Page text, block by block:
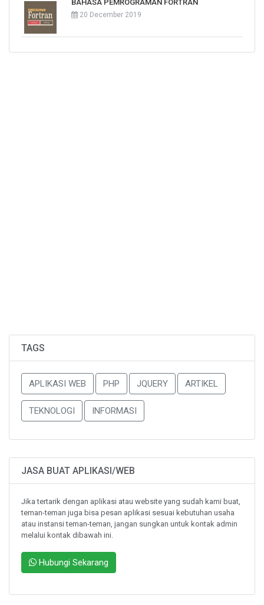
BAHASA PEMROGRAMAN FORTRAN
20 December 2019
TAGS
APLIKASI WEB PHP JQUERY ARTIKEL
TEKNOLOGI INFORMASI
JASA BUAT APLIKASI/WEB
Jika tertarik dengan aplikasi atau website yang sudah kami buat,
teman-teman juga bisa pesan aplikasi sesuai kebutuhan usaha
atau instansi teman-teman, jangan sungkan untuk kontak admin
melalui kontak dibawah ini.
Hubungi Sekarang